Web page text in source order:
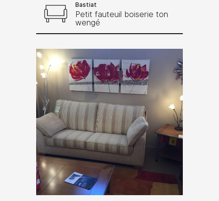
Bastiat
Petit fauteuil boiserie ton
wengé